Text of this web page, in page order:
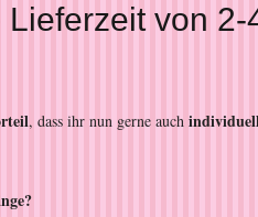
von
, dass ihr nun gerne auch